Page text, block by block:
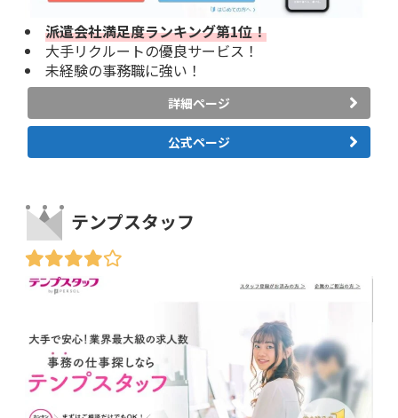
派遣会社満足度ランキング第1位！
大手リクルートの優良サービス！
未経験の事務職に強い！
詳細ページ
公式ページ
テンプスタッフ